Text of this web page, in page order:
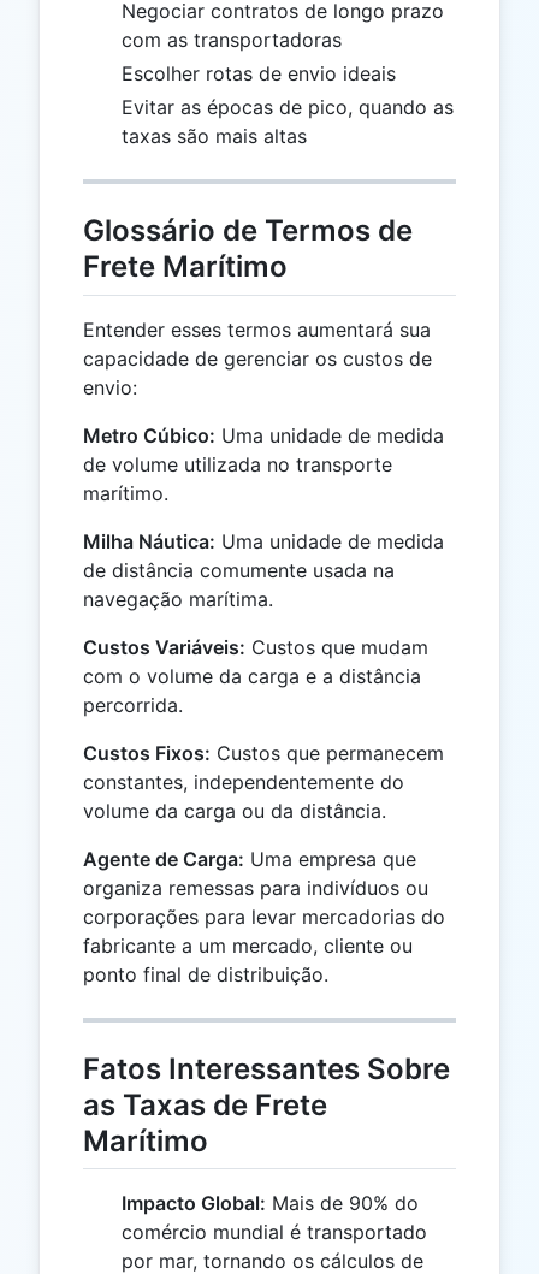
Negociar contratos de longo prazo
com as transportadoras
Escolher rotas de envio ideais
Evitar as épocas de pico, quando as
taxas são mais altas
Glossário de Termos de
Frete Marítimo
Entender esses termos aumentará sua
capacidade de gerenciar os custos de
envio:
Metro Cúbico: Uma unidade de medida
de volume utilizada no transporte
marítimo.
Milha Náutica: Uma unidade de medida
de distância comumente usada na
navegação marítima.
Custos Variáveis: Custos que mudam
com o volume da carga e a distância
percorrida.
Custos Fixos: Custos que permanecem
constantes, independentemente do
volume da carga ou da distância.
Agente de Carga: Uma empresa que
organiza remessas para indivíduos ou
corporações para levar mercadorias do
fabricante a um mercado, cliente ou
ponto final de distribuição.
Fatos Interessantes Sobre
as Taxas de Frete
Marítimo
Impacto Global: Mais de 90% do
comércio mundial é transportado
por mar, tornando os cálculos de